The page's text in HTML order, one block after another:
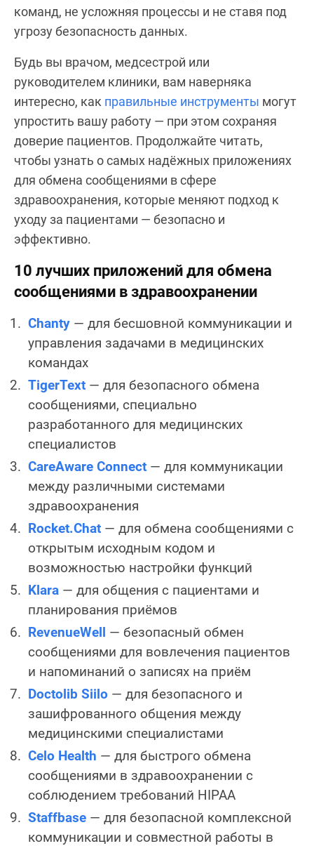
команд, не усложняя процессы и не ставя под
угрозу безопасность данных.
Будь вы врачом, медсестрой или
руководителем клиники, вам наверняка
интересно, как правильные инструменты могут
упростить вашу работу — при этом сохраняя
доверие пациентов. Продолжайте читать,
чтобы узнать о самых надёжных приложениях
для обмена сообщениями в сфере
здравоохранения, которые меняют подход к
уходу за пациентами — безопасно и
эффективно.
10 лучших приложений для обмена
сообщениями в здравоохранении
Chanty — для бесшовной коммуникации и
управления задачами в медицинских
командах
TigerText — для безопасного обмена
сообщениями, специально
разработанного для медицинских
специалистов
CareAware Connect — для коммуникации
между различными системами
здравоохранения
Rocket.Chat — для обмена сообщениями с
открытым исходным кодом и
возможностью настройки функций
Klara — для общения с пациентами и
планирования приёмов
RevenueWell — безопасный обмен
сообщениями для вовлечения пациентов
и напоминаний о записях на приём
Doctolib Siilo — для безопасного и
зашифрованного общения между
медицинскими специалистами
Celo Health — для быстрого обмена
сообщениями в здравоохранении с
соблюдением требований HIPAA
Staffbase — для безопасной комплексной
коммуникации и совместной работы в